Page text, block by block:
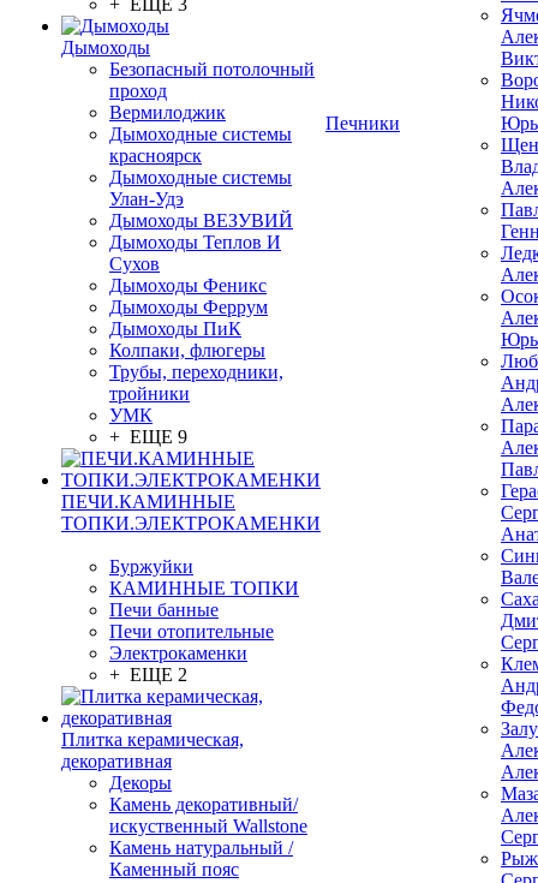
+ ЕЩЕ 3
Дымоходы
Безопасный потолочный
проход
Вермилоджик
Дымоходные системы
красноярск
Дымоходные системы
Улан-Удэ
Дымоходы ВЕЗУВИЙ
Дымоходы Теплов И
Сухов
Дымоходы Феникс
Дымоходы Феррум
Дымоходы ПиК
Колпаки, флюгеры
Трубы, переходники,
тройники
УМК
+ ЕЩЕ 9
ПЕЧИ.КАМИННЫЕ
ТОПКИ.ЭЛЕКТРОКАМЕНКИ
Буржуйки
КАМИННЫЕ ТОПКИ
Печи банные
Печи отопительные
Электрокаменки
+ ЕЩЕ 2
Плитка керамическая,
декоративная
Декоры
Камень декоративный/
искуственный Wallstone
Камень натуральный /
Каменный пояс
Печники